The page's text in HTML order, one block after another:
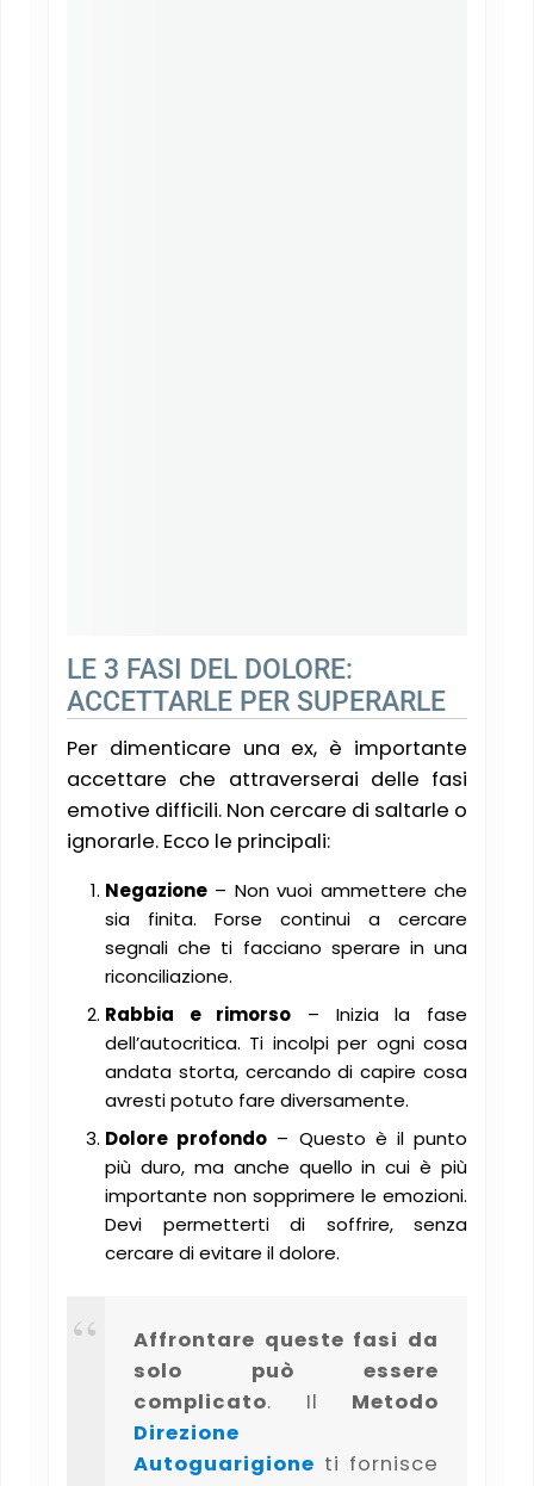
LE 3 FASI DEL DOLORE:
ACCETTARLE PER SUPERARLE
Per dimenticare una ex, è importante
accettare che attraverserai delle fasi
emotive difficili. Non cercare di saltarle o
ignorarle. Ecco le principali:
Negazione – Non vuoi ammettere che
sia finita. Forse continui a cercare
segnali che ti facciano sperare in una
riconciliazione.
Rabbia e rimorso – Inizia la fase
dell’autocritica. Ti incolpi per ogni cosa
andata storta, cercando di capire cosa
avresti potuto fare diversamente.
Dolore profondo – Questo è il punto
più duro, ma anche quello in cui è più
importante non sopprimere le emozioni.
Devi permetterti di soffrire, senza
cercare di evitare il dolore​.
Affrontare queste fasi da
solo può essere
complicato. Il Metodo
Direzione
Autoguarigione ti fornisce